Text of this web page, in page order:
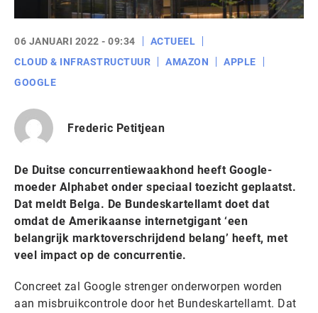
06 JANUARI 2022 - 09:34
ACTUEEL
CLOUD & INFRASTRUCTUUR
AMAZON
APPLE
GOOGLE
Frederic Petitjean
De Duitse concurrentiewaakhond heeft Google-
moeder Alphabet onder speciaal toezicht geplaatst.
Dat meldt Belga. De Bundeskartellamt doet dat
omdat de Amerikaanse internetgigant ‘een
belangrijk marktoverschrijdend belang’ heeft, met
veel impact op de concurrentie.
Concreet zal Google strenger onderworpen worden
aan misbruikcontrole door het Bundeskartellamt. Dat